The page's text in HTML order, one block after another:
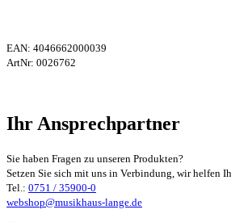
EAN: 4046662000039
ArtNr: 0026762
Ihr Ansprechpartner
Sie haben Fragen zu unseren Produkten?
Setzen Sie sich mit uns in Verbindung, wir helfen
Tel.: 0751 / 35900-0
webshop@musikhaus-lange.de